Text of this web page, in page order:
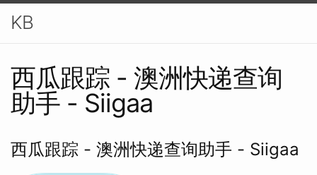
KB
西瓜跟踪 - 澳洲快递查询
助手 - Siigaa
西瓜跟踪 - 澳洲快递查询助手 - Siigaa